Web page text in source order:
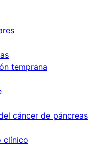
temprana
cáncer de páncreas
clínico